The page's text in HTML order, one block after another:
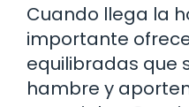
Cuando llega la
importante
equilibradas que
hambre y